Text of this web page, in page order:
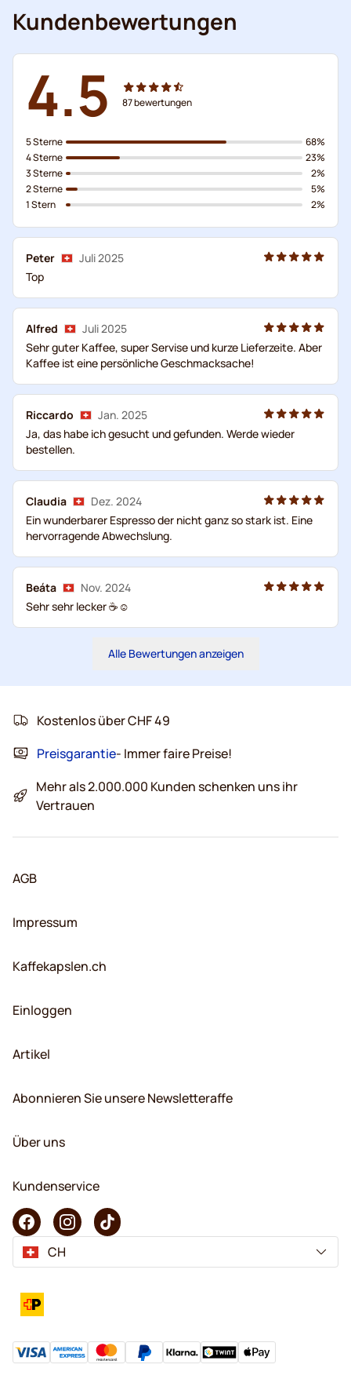
Kundenbewertungen
4.5 87bewertungen
5 Sterne
4 Sterne
3 Sterne
2 Sterne
1 Stern
68%
23%
2%
5%
2%
Peter
Juli 2025
Top
Alfred
Juli 2025
Sehr guter Kaffee, super Servise und kurze Lieferzeite. Aber
Kaffee ist eine persönliche Geschmacksache!
Riccardo
Jan. 2025
Ja, das habe ich gesucht und gefunden. Werde wieder
bestellen.
Claudia
Dez. 2024
Ein wunderbarer Espresso der nicht ganz so stark ist. Eine
hervorragende Abwechslung.
Beáta
Nov. 2024
Sehr sehr lecker ☕️☺️
Alle Bewertungen anzeigen
Kostenlos über CHF 49
Preisgarantie- Immer faire Preise!
Mehr als 2.000.000 Kunden schenken uns ihr
Vertrauen
AGB
Impressum
Kaffekapslen.ch
Einloggen
Artikel
Abonnieren Sie unsere Newsletteraffe
Über uns
Kundenservice
CH